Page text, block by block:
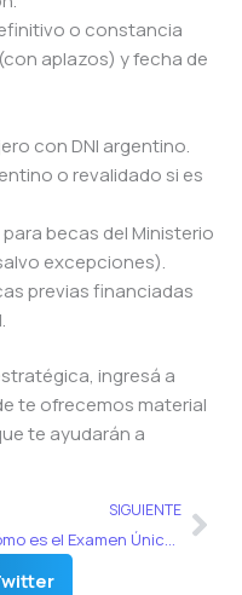
o constancia
aplazos) y fecha de
con DNI argentino.
o revalidado si es
para becas del Ministerio
excepciones).
previas financiadas
ingresá a
te ofrecemos material
te ayudarán a
SIGUIENTE
¿Cómo es el Examen Único de Residencias Médicas 2025? Modalidad, Puntajes y Especialidades Críticas